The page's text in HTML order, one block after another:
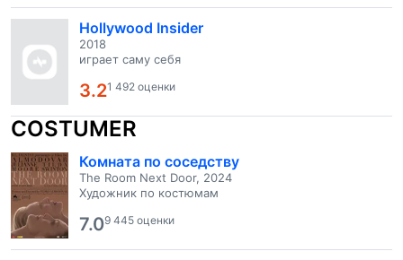
Hollywood Insider
2018
играет саму себя
3.21 492 оценки
COSTUMER
Комната по соседству
The Room Next Door, 2024
Художник по костюмам
7.09 445 оценки